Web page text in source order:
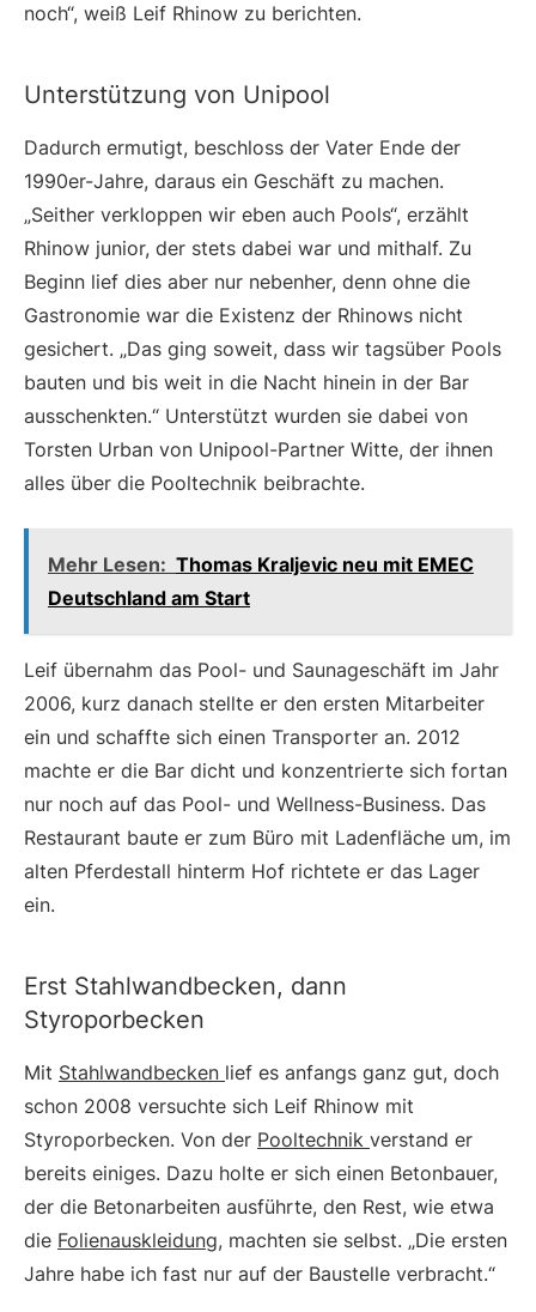
noch“, weiß Leif Rhinow zu berichten.
Unterstützung von Unipool
Dadurch ermutigt, beschloss der Vater Ende der
1990er-Jahre, daraus ein Geschäft zu machen.
„Seither verkloppen wir eben auch Pools“, erzählt
Rhinow junior, der stets dabei war und mithalf. Zu
Beginn lief dies aber nur nebenher, denn ohne die
Gastronomie war die Existenz der Rhinows nicht
gesichert. „Das ging soweit, dass wir tagsüber Pools
bauten und bis weit in die Nacht hinein in der Bar
ausschenkten.“ Unterstützt wurden sie dabei von
Torsten Urban von Unipool-Partner Witte, der ihnen
alles über die Pooltechnik beibrachte.
Mehr Lesen: Thomas Kraljevic neu mit EMEC
Deutschland am Start
Leif übernahm das Pool- und Sauna­geschäft im Jahr
2006, kurz danach stellte er den ersten Mitarbeiter
ein und schaffte sich einen Transporter an. 2012
machte er die Bar dicht und konzentrierte sich fortan
nur noch auf das Pool- und Wellness-Business. Das
Restaurant baute er zum Büro mit Ladenfläche um, im
alten Pferdestall hinterm Hof richtete er das Lager
ein.
Erst Stahlwandbecken, dann
Styroporbecken
Mit Stahlwandbecken lief es anfangs ganz gut, doch
schon 2008 versuchte sich Leif Rhinow mit
Styroporbecken. Von der Pooltechnik verstand er
bereits einiges. Dazu holte er sich einen Betonbauer,
der die Betonarbeiten ausführte, den Rest, wie etwa
die Folienauskleidung, machten sie selbst. „Die ersten
Jahre habe ich fast nur auf der Baustelle verbracht.“